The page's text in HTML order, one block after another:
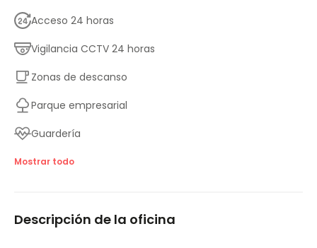
Acceso 24 horas
Vigilancia CCTV 24 horas
Zonas de descanso
Parque empresarial
Guardería
Principales enlaces de transporte
Restaurante
Mostrar todo
Descripción de la oficina